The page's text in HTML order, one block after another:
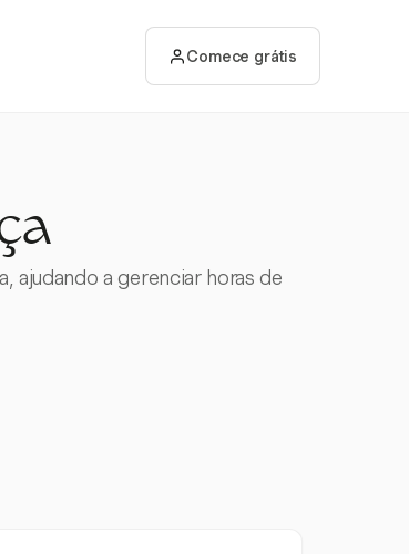
Comece grátis
ajudando a gerenciar horas de